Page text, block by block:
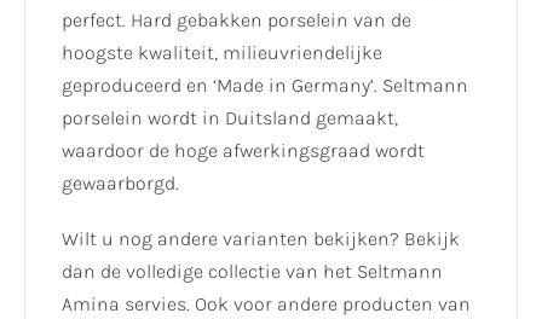
perfect. Hard gebakken porselein van de
hoogste kwaliteit, milieuvriendelijke
geproduceerd en ‘Made in Germany’. Seltmann
porselein wordt in Duitsland gemaakt,
waardoor de hoge afwerkingsgraad wordt
gewaarborgd.
Wilt u nog andere varianten bekijken? Bekijk
dan de volledige collectie van het Seltmann
Amina servies. Ook voor andere producten van